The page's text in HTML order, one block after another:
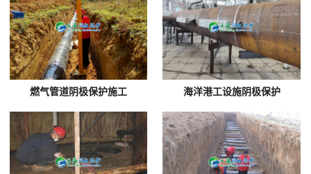
燃气管道阴极保护施工 海洋港工设施阴极保护